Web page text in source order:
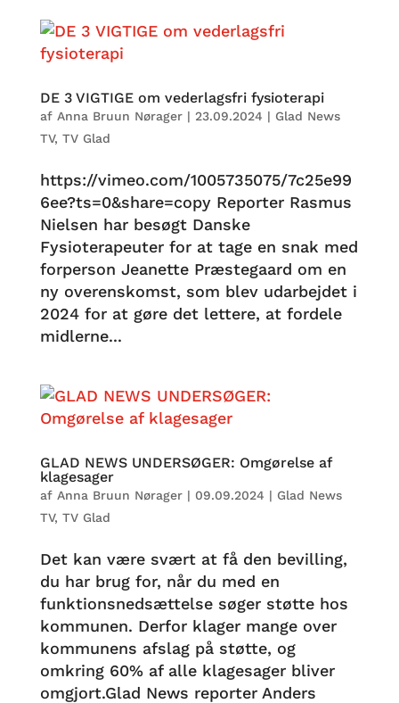
DE 3 VIGTIGE om vederlagsfri fysioterapi
af Anna Bruun Nørager| 23.09.2024 | Glad News
TV, TV Glad
https://vimeo.com/1005735075/7c25e99
6ee?ts=0&share=copy Reporter Rasmus
Nielsen har besøgt Danske
Fysioterapeuter for at tage en snak med
forperson Jeanette Præstegaard om en
ny overenskomst, som blev udarbejdet i
2024 for at gøre det lettere, at fordele
midlerne...
GLAD NEWS UNDERSØGER: Omgørelse af
klagesager
af Anna Bruun Nørager| 09.09.2024 | Glad News
TV, TV Glad
Det kan være svært at få den bevilling,
du har brug for, når du med en
funktionsnedsættelse søger støtte hos
kommunen. Derfor klager mange over
kommunens afslag på støtte, og
omkring 60% af alle klagesager bliver
omgjort.Glad News reporter Anders